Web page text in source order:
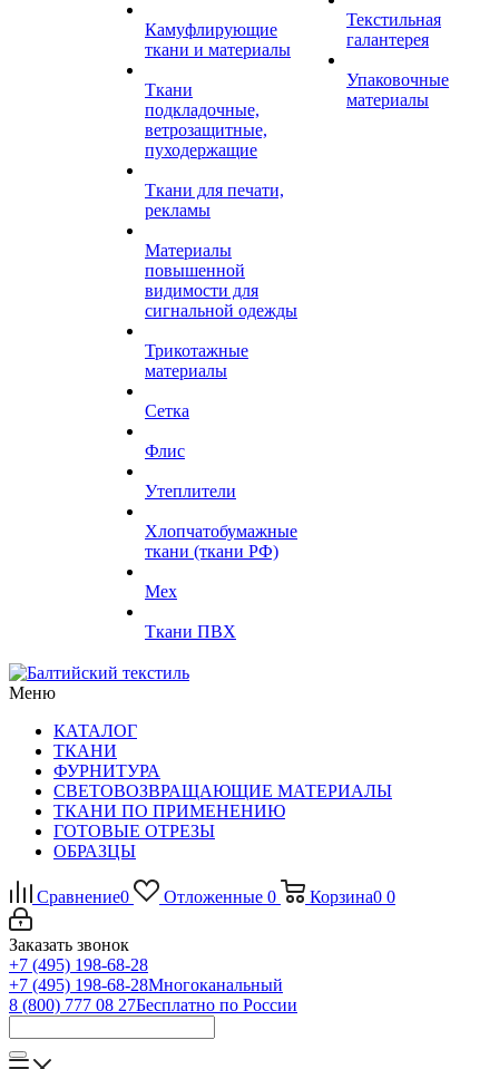
Камуфлирующие
ткани и материалы
Ткани
подкладочные,
ветрозащитные,
пуходержащие
Ткани для печати,
рекламы
Материалы
повышенной
видимости для
сигнальной одежды
Трикотажные
материалы
Сетка
Флис
Утеплители
Хлопчатобумажные
ткани (ткани РФ)
Мех
Ткани ПВХ
Текстильная
галантерея
Упаковочные
материалы
Меню
КАТАЛОГ
ТКАНИ
ФУРНИТУРА
СВЕТОВОЗВРАЩАЮЩИЕ МАТЕРИАЛЫ
ТКАНИ ПО ПРИМЕНЕНИЮ
ГОТОВЫЕ ОТРЕЗЫ
ОБРАЗЦЫ
Сравнение0 Отложенные 0 Корзина0 0
Заказать звонок
+7 (495) 198-68-28
+7 (495) 198-68-28Многоканальный
8 (800) 777 08 27Бесплатно по России